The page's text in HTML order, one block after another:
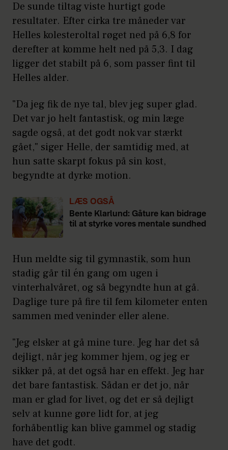
De sunde tiltag viste hurtigt gode
resultater. Efter cirka tre måneder var
Helles kolesteroltal røget ned på 6,8 for
derefter at komme helt ned på 5,3. I dag
ligger det stabilt på 6, som passer fint til
Helles alder.
"Da jeg fik de nye tal, blev jeg super glad.
Det var jo helt fantastisk, og min læge
sagde også, at det godt nok var stærkt
gået," siger Helle, der samtidig med, at
hun satte skarpt fokus på sin kost,
begyndte at dyrke motion.
LÆS OGSÅ
Bente Klarlund: Gåture kan bidrage
til at styrke vores mentale sundhed
Hun meldte sig til gymnastik, som hun
stadig går til én gang om ugen i
vinterhalvåret, og så begyndte hun at gå.
Daglige ture på fire til fem kilometer enten
sammen med veninder eller alene.
"Jeg elsker at gå mine ture. Jeg har det så
dejligt, når jeg kommer hjem, og jeg er
sikker på, at det også har en effekt. Jeg har
det bare fantastisk. Sådan er det jo, når
man er glad for livet, og det er så dejligt
selv at kunne gøre lidt for, at jeg
forhåbentlig kan blive gammel og stadig
have det godt.